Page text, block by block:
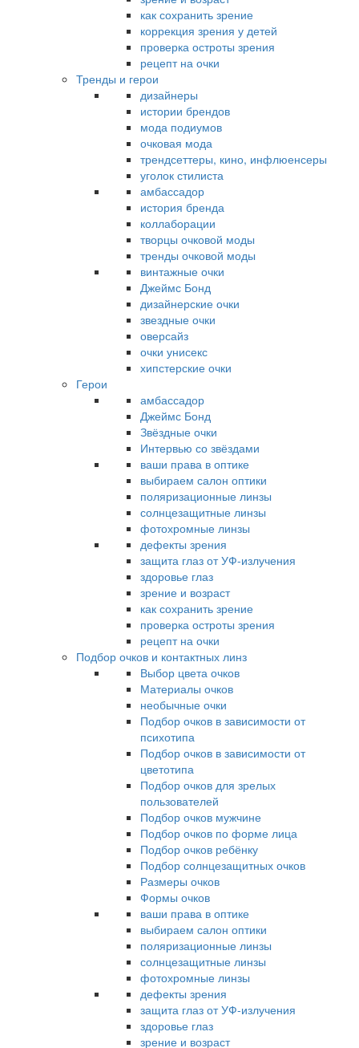
как сохранить зрение
коррекция зрения у детей
проверка остроты зрения
рецепт на очки
Тренды и герои
дизайнеры
истории брендов
мода подиумов
очковая мода
трендсеттеры, кино, инфлюенсеры
уголок стилиста
амбассадор
история бренда
коллаборации
творцы очковой моды
тренды очковой моды
винтажные очки
Джеймс Бонд
дизайнерские очки
звездные очки
оверсайз
очки унисекс
хипстерские очки
Герои
амбассадор
Джеймс Бонд
Звёздные очки
Интервью со звёздами
ваши права в оптике
выбираем салон оптики
поляризационные линзы
солнцезащитные линзы
фотохромные линзы
дефекты зрения
защита глаз от УФ-излучения
здоровье глаз
зрение и возраст
как сохранить зрение
проверка остроты зрения
рецепт на очки
Подбор очков и контактных линз
Выбор цвета очков
Материалы очков
необычные очки
Подбор очков в зависимости от
психотипа
Подбор очков в зависимости от
цветотипа
Подбор очков для зрелых
пользователей
Подбор очков мужчине
Подбор очков по форме лица
Подбор очков ребёнку
Подбор солнцезащитных очков
Размеры очков
Формы очков
ваши права в оптике
выбираем салон оптики
поляризационные линзы
солнцезащитные линзы
фотохромные линзы
дефекты зрения
защита глаз от УФ-излучения
здоровье глаз
зрение и возраст